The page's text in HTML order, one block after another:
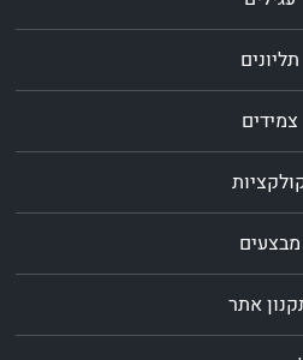
תליונים
צמידים
מבצעים
אתר